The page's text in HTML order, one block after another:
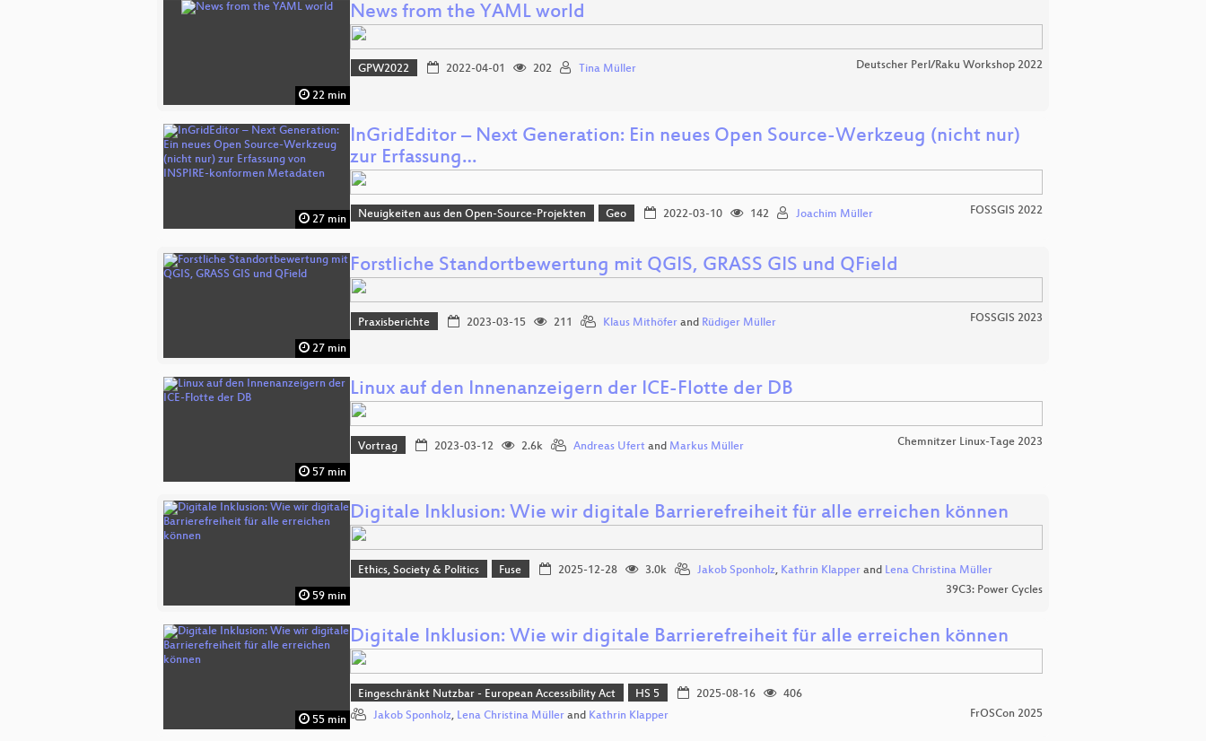
22 min
News from the YAML world
GPW2022 2022-04-01 202 Tina Müller Deutscher Perl/Raku Workshop 2022
27 min
InGridEditor – Next Generation: Ein neues Open Source-Werkzeug (nicht nur)
zur Erfassung…
Neuigkeiten aus den Open-Source-Projekten Geo 2022-03-10 142 Joachim Müller FOSSGIS 2022
27 min
Forstliche Standortbewertung mit QGIS, GRASS GIS und QField
Praxisberichte 2023-03-15 211 Klaus Mithöferand Rüdiger Müller FOSSGIS 2023
57 min
Linux auf den Innenanzeigern der ICE-Flotte der DB
Vortrag 2023-03-12 2.6k Andreas Ufertand Markus Müller Chemnitzer Linux-Tage 2023
59 min
Digitale Inklusion: Wie wir digitale Barrierefreiheit für alle erreichen können
Ethics, Society & Politics Fuse 2025-12-28 3.0k Jakob Sponholz, Kathrin Klapperand Lena Christina Müller
39C3: Power Cycles
55 min
Digitale Inklusion: Wie wir digitale Barrierefreiheit für alle erreichen können
Eingeschränkt Nutzbar - European Accessibility Act HS 5 2025-08-16
406
Jakob Sponholz, Lena Christina Müller and Kathrin Klapper FrOSCon 2025